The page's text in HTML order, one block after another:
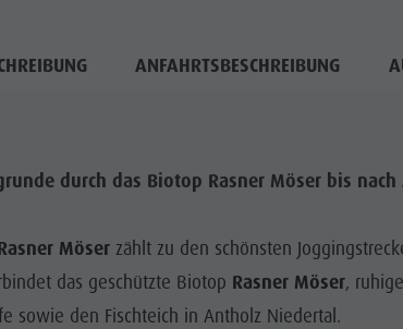
ANFAHRTSBESCHREIBUNG
durch das Biotop Rasner Möser bis
Möserzählt zu den schönsten
das geschützte Biotop Rasner Möser,
sowie den Fischteich in Antholz Niedertal.